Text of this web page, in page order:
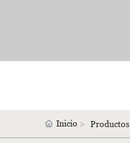
Inicio Productos